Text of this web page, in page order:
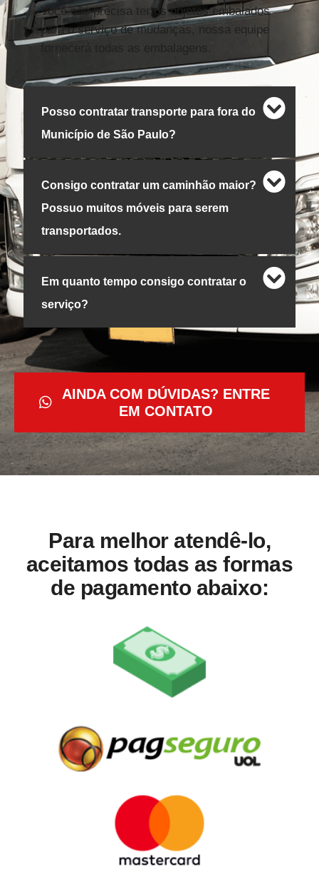
Você não precisa ter os objetos embalados
para o serviço de mudanças, nossa equipe
fornecerá todas as embalagens.
Posso contratar transporte para fora do
Município de São Paulo?
Consigo contratar um caminhão maior?
Possuo muitos móveis para serem
transportados.
Em quanto tempo consigo contratar o
serviço?
AINDA COM DÚVIDAS? ENTRE
EM CONTATO
Para melhor atendê-lo,
aceitamos todas as formas
de pagamento abaixo: